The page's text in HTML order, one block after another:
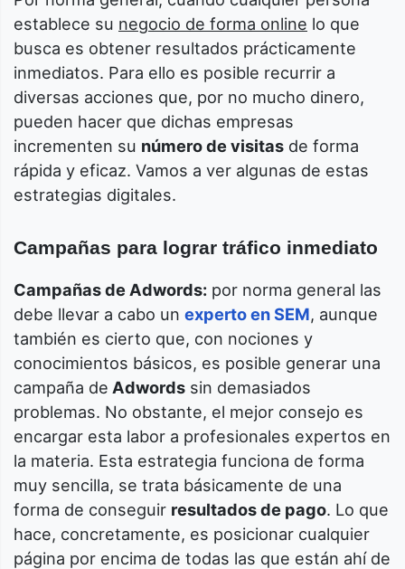
establece su negocio de forma online lo que
busca es obtener resultados prácticamente
inmediatos. Para ello es posible recurrir a
diversas acciones que, por no mucho dinero,
pueden hacer que dichas empresas
incrementen su número de visitas de forma
rápida y eficaz. Vamos a ver algunas de estas
estrategias digitales.
Campañas para lograr tráfico inmediato
Campañas de Adwords: por norma general las
debe llevar a cabo un experto en SEM, aunque
también es cierto que, con nociones y
conocimientos básicos, es posible generar una
campaña de Adwords sin demasiados
problemas. No obstante, el mejor consejo es
encargar esta labor a profesionales expertos en
la materia. Esta estrategia funciona de forma
muy sencilla, se trata básicamente de una
forma de conseguir resultados de pago. Lo que
hace, concretamente, es posicionar cualquier
página por encima de todas las que están ahí de